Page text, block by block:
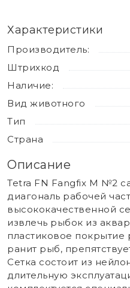
Характеристики
Производитель:
Штрихкод
Наличие:
Вид животного
Тип
Страна
Описание
Tetra FN Fangfix M №2
диагональ рабочей
высококачественной
извлечь рыбок из
пластиковое покрытие
ранит рыб,
Сетка состоит из
длительную